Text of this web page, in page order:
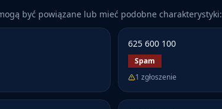
być powiązane lub mieć podobne charakterystyki:
625 600 100
Spam
1 zgłoszenie